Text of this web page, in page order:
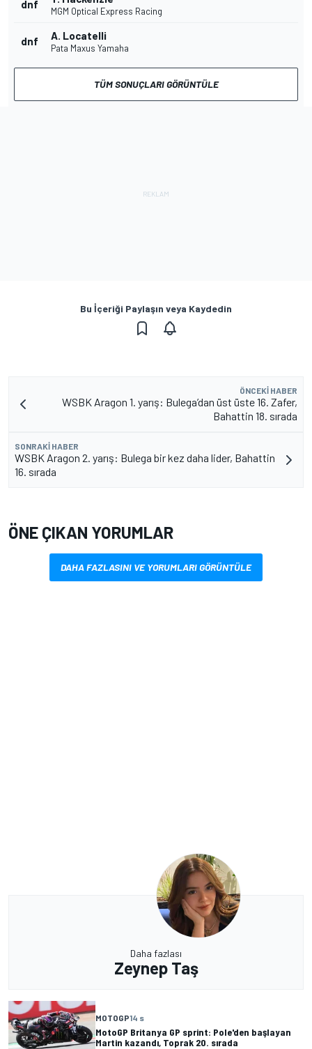
dnf
MGM Optical Express Racing
dnf A. Locatelli
Pata Maxus Yamaha
TÜM SONUÇLARI GÖRÜNTÜLE
Bu İçeriği Paylaşın veya Kaydedin
ÖNCEKI HABER
WSBK Aragon 1. yarış: Bulega’dan üst üste 16. Zafer,
Bahattin 18. sırada
SONRAKI HABER
WSBK Aragon 2. yarış: Bulega bir kez daha lider, Bahattin
16. sırada
ÖNE ÇIKAN YORUMLAR
DAHA FAZLASINI VE YORUMLARI GÖRÜNTÜLE
Daha fazlası
Zeynep Taş
MOTOGP14 s
MotoGP Britanya GP sprint: Pole'den başlayan
Martin kazandı, Toprak 20. sırada